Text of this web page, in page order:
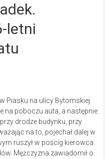
letni
Piasku na ulicy Bytomskiej
na poboczu auta, a następnie
drodze budynku, przy
na to, pojechał dalej w
ruszył w pościg kierowca
Mężczyzna zawiadomił o